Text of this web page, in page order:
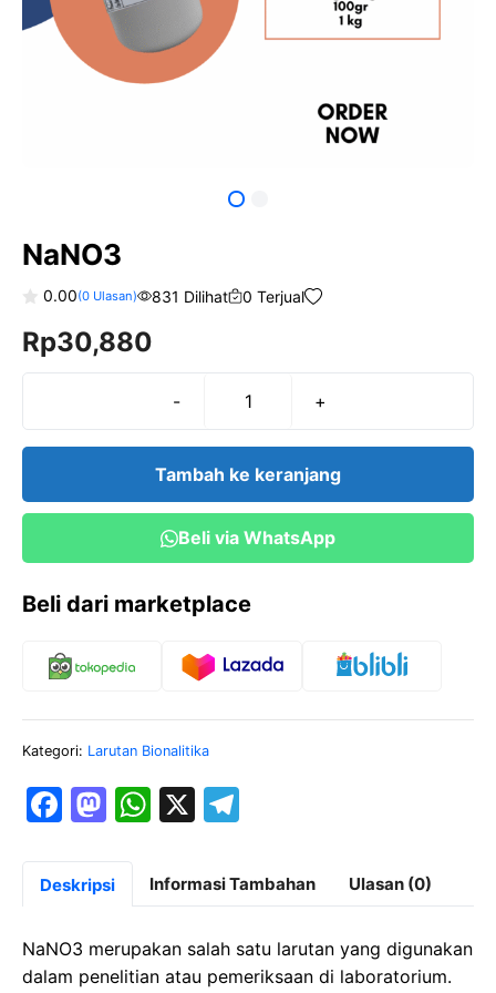
NaNO3
o
u
0.00(0Ulasan) 831 Dilihat 0 Terjual
Rp30,880
-
Kuantitas
+
Tambah ke keranjang
Beli via WhatsApp
Beli dari marketplace
Kategori: Larutan Bionalitika
F
c
b
o
M
st
d
o
W
at
s
A
p
X
e
gr
a
m
Deskripsi Informasi Tambahan Ulasan (0)
NaNO3 merupakan salah satu larutan yang digunakan
dalam penelitian atau pemeriksaan di laboratorium.